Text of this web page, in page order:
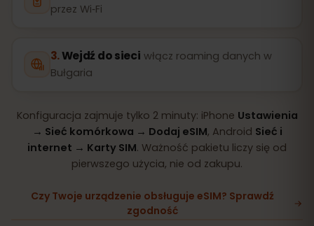
przez Wi‑Fi
Wejdź do sieci włącz roaming danych w
Bułgaria
Konfiguracja zajmuje tylko 2 minuty: iPhone Ustawienia
→ Sieć komórkowa → Dodaj eSIM, Android Sieć i
internet → Karty SIM. Ważność pakietu liczy się od
pierwszego użycia, nie od zakupu.
Czy Twoje urządzenie obsługuje eSIM? Sprawdź
zgodność